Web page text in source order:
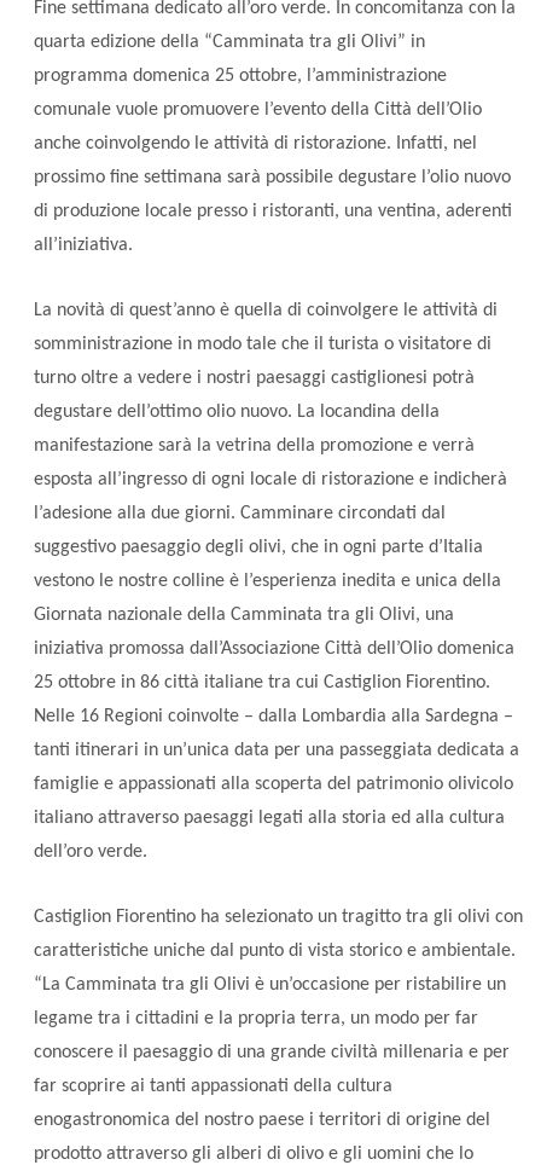
Fine settimana dedicato all’oro verde. In concomitanza con la
quarta edizione della “Camminata tra gli Olivi” in
programma domenica 25 ottobre, l’amministrazione
comunale vuole promuovere l’evento della Città dell’Olio
anche coinvolgendo le attività di ristorazione. Infatti, nel
prossimo fine settimana sarà possibile degustare l’olio nuovo
di produzione locale presso i ristoranti, una ventina, aderenti
all’iniziativa.
La novità di quest’anno è quella di coinvolgere le attività di
somministrazione in modo tale che il turista o visitatore di
turno oltre a vedere i nostri paesaggi castiglionesi potrà
degustare dell’ottimo olio nuovo. La locandina della
manifestazione sarà la vetrina della promozione e verrà
esposta all’ingresso di ogni locale di ristorazione e indicherà
l’adesione alla due giorni. Camminare circondati dal
suggestivo paesaggio degli olivi, che in ogni parte d’Italia
vestono le nostre colline è l’esperienza inedita e unica della
Giornata nazionale della Camminata tra gli Olivi, una
iniziativa promossa dall’Associazione Città dell’Olio domenica
25 ottobre in 86 città italiane tra cui Castiglion Fiorentino.
Nelle 16 Regioni coinvolte – dalla Lombardia alla Sardegna –
tanti itinerari in un’unica data per una passeggiata dedicata a
famiglie e appassionati alla scoperta del patrimonio olivicolo
italiano attraverso paesaggi legati alla storia ed alla cultura
dell’oro verde.
Castiglion Fiorentino ha selezionato un tragitto tra gli olivi con
caratteristiche uniche dal punto di vista storico e ambientale.
“La Camminata tra gli Olivi è un’occasione per ristabilire un
legame tra i cittadini e la propria terra, un modo per far
conoscere il paesaggio di una grande civiltà millenaria e per
far scoprire ai tanti appassionati della cultura
enogastronomica del nostro paese i territori di origine del
prodotto attraverso gli alberi di olivo e gli uomini che lo